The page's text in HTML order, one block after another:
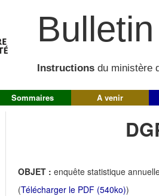
Instructions du ministère
Sommaires A venir
OBJET : enquête statistique
(Télécharger le PDF (540ko))